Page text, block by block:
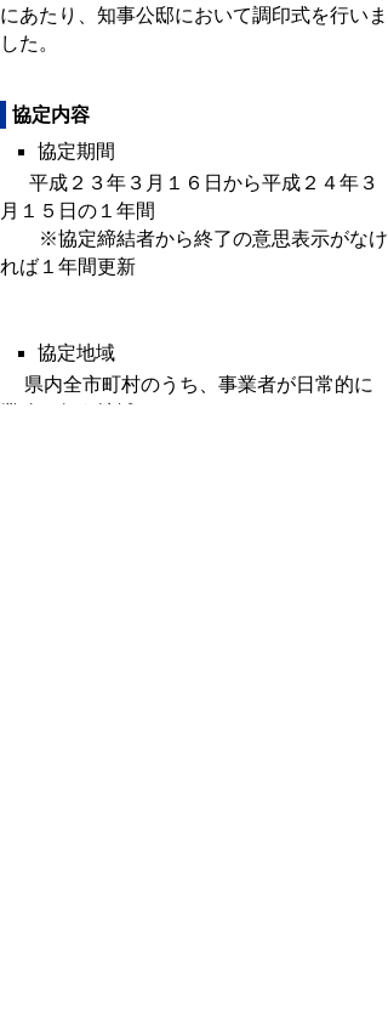
にあたり、知事公邸において調印式を行いま
した。
協定内容
協定期間
平成２３年３月１６日から平成２４年３
月１５日の１年間
※協定締結者から終了の意思表示がなけ
れば１年間更新
協定地域
県内全市町村のうち、事業者が日常的に